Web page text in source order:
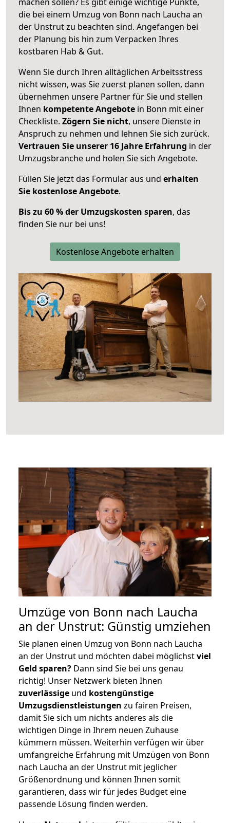
die bei einem Umzug von Bonn nach Laucha an
der Unstrut zu beachten sind. Angefangen bei
der Planung bis hin zum Verpacken Ihres
kostbaren Hab & Gut.
Wenn Sie durch Ihren alltäglichen Arbeitsstress
nicht wissen, was Sie zuerst planen sollen, dann
übernehmen unsere Partner für Sie und stellen
Ihnen kompetente Angebote in Bonn mit einer
Checkliste. Zögern Sie nicht, unsere Dienste in
Anspruch zu nehmen und lehnen Sie sich zurück.
Vertrauen Sie unserer 16 Jahre Erfahrung in der
Umzugsbranche und holen Sie sich Angebote.
Füllen Sie jetzt das Formular aus und erhalten
Sie kostenlose Angebote.
Bis zu 60 % der Umzugskosten sparen, das
finden Sie nur bei uns!
Kostenlose Angebote erhalten
Umzüge von Bonn nach Laucha
an der Unstrut: Günstig umziehen
Sie planen einen Umzug von Bonn nach Laucha
an der Unstrut und möchten dabei möglichstviel
Geld sparen? Dann sind Sie bei uns genau
richtig! Unser Netzwerk bieten Ihnen
zuverlässige und kostengünstige
Umzugsdienstleistungen zu fairen Preisen,
damit Sie sich um nichts anderes als die
wichtigen Dinge in Ihrem neuen Zuhause
kümmern müssen. Weiterhin verfügen wir über
umfangreiche Erfahrung mit Umzügen von Bonn
nach Laucha an der Unstrut mit jeglicher
Größenordnung und können Ihnen somit
garantieren, dass wir für jedes Budget eine
passende Lösung finden werden.